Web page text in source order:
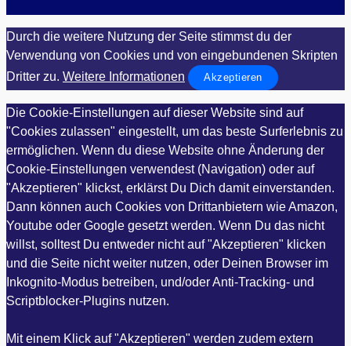
Durch die weitere Nutzung der Seite stimmst du der
Verwendung von Cookies und von eingebundenen Skripten
Dritter zu. Weitere Informationen Akzeptieren
Die Cookie-Einstellungen auf dieser Website sind auf
"Cookies zulassen" eingestellt, um das beste Surferlebnis zu
ermöglichen. Wenn du diese Website ohne Änderung der
Cookie-Einstellungen verwendest (Navigation) oder auf
"Akzeptieren" klickst, erklärst Du Dich damit einverstanden.
Dann können auch Cookies von Drittanbietern wie Amazon,
Youtube oder Google gesetzt werden. Wenn Du das nicht
willst, solltest Du entweder nicht auf "Akzeptieren" klicken
und die Seite nicht weiter nutzen, oder Deinen Browser im
Inkognito-Modus betreiben, und/oder Anti-Tracking- und
Scriptblocker-Plugins nutzen.
Mit einem Klick auf "Akzeptieren" werden zudem extern